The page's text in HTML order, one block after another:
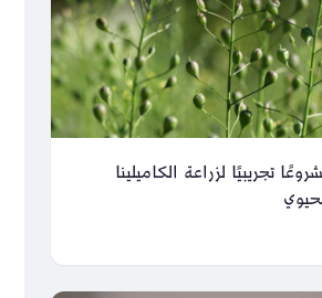
تجريبيًا لزراعة الكاميلينا